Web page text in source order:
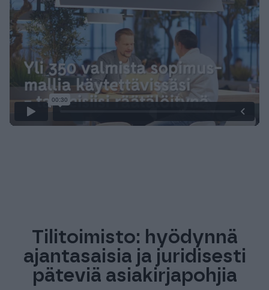
Tilitoimisto: hyödynnä
ajantasaisia ja juridisesti
päteviä asiakirjapohjia